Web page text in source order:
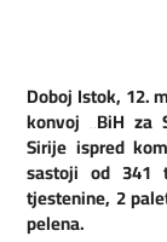
Doboj Istok, 12.
konvoj „BiH
Sirije ispred
sastoji od 341
tjestenine, 2
pelena.